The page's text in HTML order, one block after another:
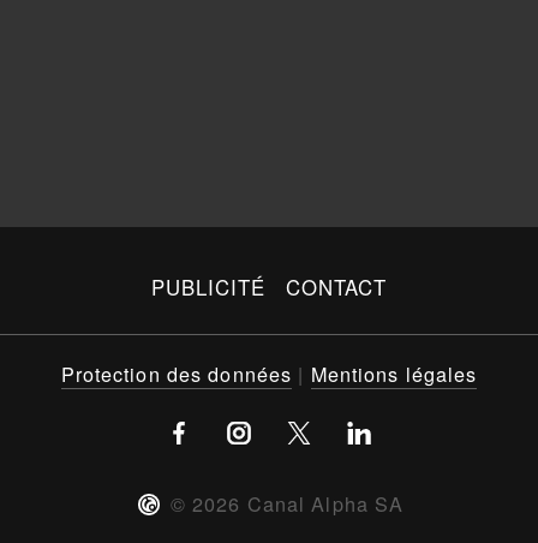
PUBLICITÉ CONTACT
© 2026 Canal Alpha SA
Protection des données | Mentions légales